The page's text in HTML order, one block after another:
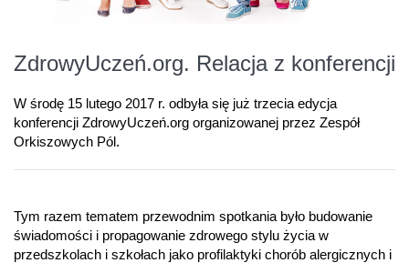
ZdrowyUczeń.org. Relacja z konferencji
W środę 15 lutego 2017 r. odbyła się już trzecia edycja
konferencji ZdrowyUczeń.org organizowanej przez Zespół
Orkiszowych Pól.
Tym razem tematem przewodnim spotkania było budowanie
świadomości i propagowanie zdrowego stylu życia w
przedszkolach i szkołach jako profilaktyki chorób alergicznych i